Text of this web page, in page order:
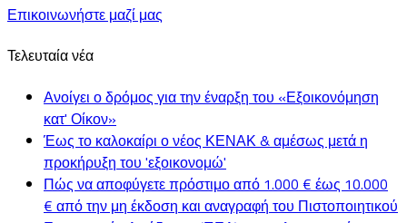
Επικοινωνήστε μαζί μας
Τελευταία νέα
Ανοίγει ο δρόμος για την έναρξη του «Εξοικονόμηση
κατ' Οίκον»
Έως το καλοκαίρι ο νέος ΚΕΝΑΚ & αμέσως μετά η
προκήρυξη του 'εξοικονομώ'
Πώς να αποφύγετε πρόστιμο από 1.000 € έως 10.000
€ από την μη έκδοση και αναγραφή του Πιστοποιητικού